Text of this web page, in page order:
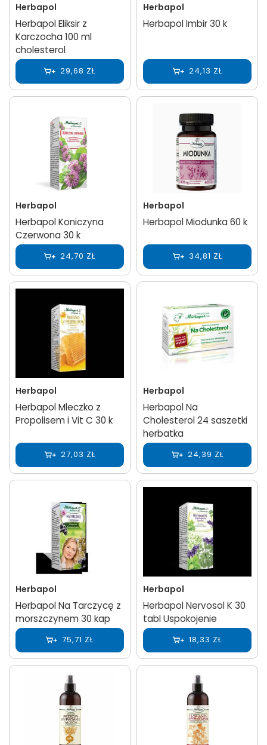
Herbapol
Herbapol Eliksir z
Karczocha 100 ml
cholesterol
29,68 ZŁ
Herbapol
Herbapol Imbir 30 k
24,13 ZŁ
Herbapol
Herbapol Koniczyna
Czerwona 30 k
24,70 ZŁ
Herbapol
Herbapol Miodunka 60 k
34,81 ZŁ
Herbapol
Herbapol Mleczko z
Propolisem i Vit C 30 k
27,03 ZŁ
Herbapol
Herbapol Na
Cholesterol 24 saszetki
herbatka
24,39 ZŁ
Herbapol
Herbapol Na Tarczycę z
morszczynem 30 kap
75,71 ZŁ
Herbapol
Herbapol Nervosol K 30
tabl Uspokojenie
18,33 ZŁ